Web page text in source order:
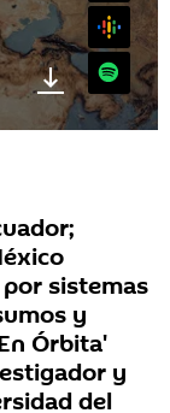
Google
Spotify
sistemas
y
Órbita'
y
del